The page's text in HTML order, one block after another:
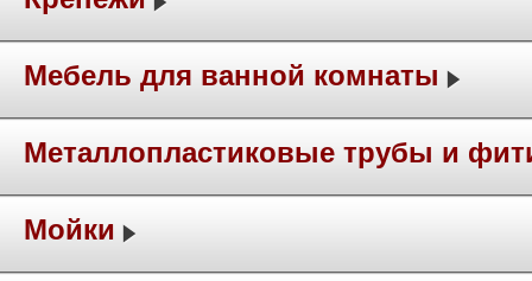
Мебель для ванной комнаты
Металлопластиковые трубы и
Мойки